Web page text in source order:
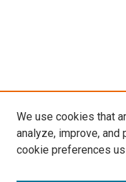
We use cookies that
analyze, improve, and
cookie preferences